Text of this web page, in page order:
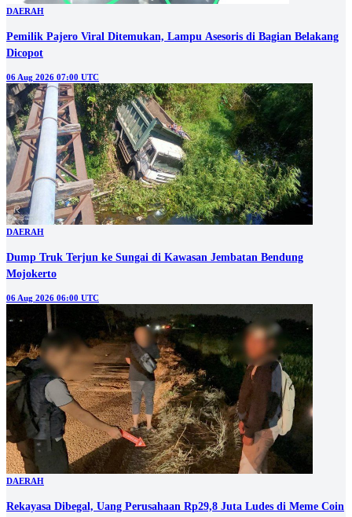
DAERAH
Pemilik Pajero Viral Ditemukan, Lampu Asesoris di Bagian Belakang
Dicopot
06 Aug 2026 07:00 UTC
DAERAH
Dump Truk Terjun ke Sungai di Kawasan Jembatan Bendung
Mojokerto
06 Aug 2026 06:00 UTC
DAERAH
Rekayasa Dibegal, Uang Perusahaan Rp29,8 Juta Ludes di Meme Coin